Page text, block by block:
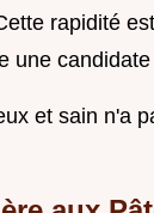
rapidité
une
et sain n'a